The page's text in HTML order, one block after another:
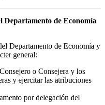
Departamento de Economía
Departamento de Economía y
general:
o Consejera y los
y ejercitar las atribuciones
por delegación del